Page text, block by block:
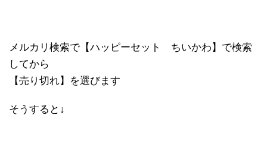
メルカリ検索で【ハッピーセット ちいかわ】で検索
してから
【売り切れ】を選びます
そうすると↓